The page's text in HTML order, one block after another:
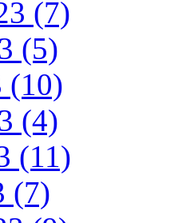
(7)
(5)
(10)
(4)
(11)
(7)